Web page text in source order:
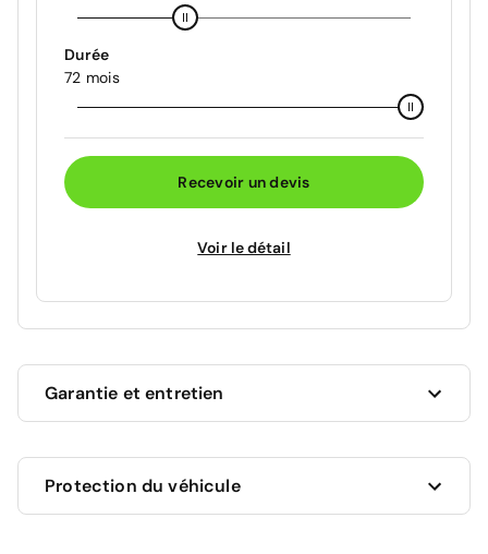
Durée
72 mois
Recevoir un devis
Voir le détail
Garantie et entretien
mois à compter de la date de livraison.
Protection du véhicule